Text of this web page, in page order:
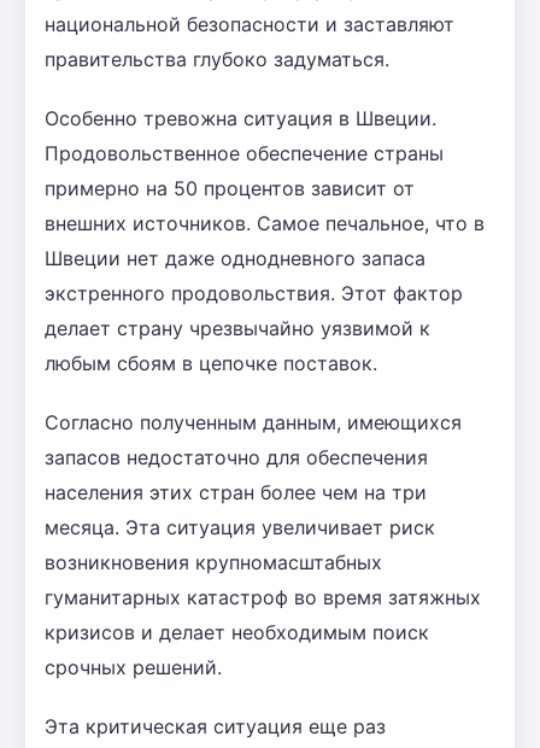
национальной безопасности и заставляют
правительства глубоко задуматься.
Особенно тревожна ситуация в Швеции.
Продовольственное обеспечение страны
примерно на 50 процентов зависит от
внешних источников. Самое печальное, что в
Швеции нет даже однодневного запаса
экстренного продовольствия. Этот фактор
делает страну чрезвычайно уязвимой к
любым сбоям в цепочке поставок.
Согласно полученным данным, имеющихся
запасов недостаточно для обеспечения
населения этих стран более чем на три
месяца. Эта ситуация увеличивает риск
возникновения крупномасштабных
гуманитарных катастроф во время затяжных
кризисов и делает необходимым поиск
срочных решений.
Эта критическая ситуация еще раз